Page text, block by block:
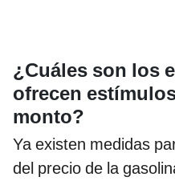
¿Cuáles son los
ofrecen
monto?
Ya existen medidas
del precio de la